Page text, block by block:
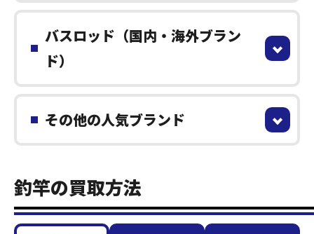
バスロッド（国内・海外ブラン
ド）
その他の人気ブランド
釣竿の買取方法